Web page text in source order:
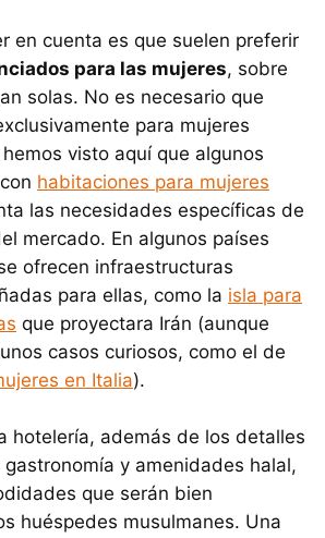
en cuenta es que suelen preferir
para las mujeres, sobre
solas. No es necesario que
para mujeres
visto aquí que algunos
habitaciones para mujeres
las necesidades específicas de
mercado. En algunos países
ofrecen infraestructuras
para ellas, como la isla para
que proyectara Irán (aunque
casos curiosos, como el de
en Italia).
hotelería, además de los detalles
y amenidades halal,
que serán bien
huéspedes musulmanes. Una